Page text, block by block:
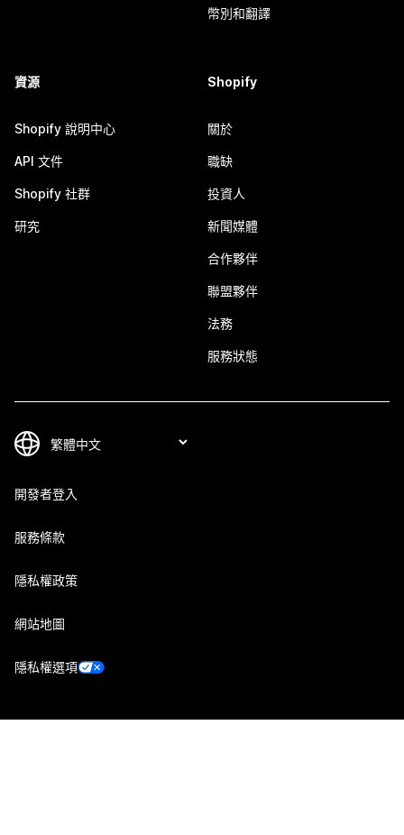
幣別和翻譯
資源
Shopify 說明中心
API 文件
Shopify 社群
研究
Shopify
關於
職缺
投資人
新聞媒體
合作夥伴
聯盟夥伴
法務
服務狀態
開發者登入
服務條款
隱私權政策
網站地圖
隱私權選項